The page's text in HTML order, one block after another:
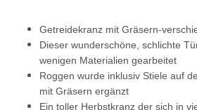
Getreidekranz mit Gräsern-
Dieser wunderschöne, schlichte
wenigen Materialien gearbeitet
Roggen wurde inklusiv Stiele auf
mit Gräsern ergänzt
Ein toller Herbstkranz der sich in